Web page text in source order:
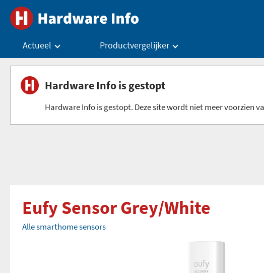
Actueel Productvergelijker
Hardware Info is gestopt
Hardware Info is gestopt. Deze site wordt niet meer voorzien
Eufy Sensor Grey/White
Alle smarthome sensors